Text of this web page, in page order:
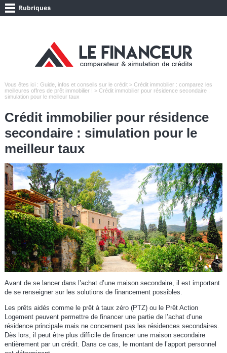
Vous êtes ici : Guide, infos et conseils sur le crédit> Crédit immobilier : comparez les
meilleures offres de prêt immobilier ! > Crédit immobilier pour résidence secondaire :
simulation pour le meilleur taux
Crédit immobilier pour résidence
secondaire : simulation pour le
meilleur taux
Avant de se lancer dans l’achat d’une maison secondaire, il est important
de se renseigner sur les solutions de financement possibles.
Les prêts aidés comme le prêt à taux zéro (PTZ) ou le Prêt Action
Logement peuvent permettre de financer une partie de l’achat d’une
résidence principale mais ne concernent pas les résidences secondaires.
Dès lors, il peut être plus difficile de financer une maison secondaire
entièrement par un crédit. Dans ce cas, le montant de l’apport personnel